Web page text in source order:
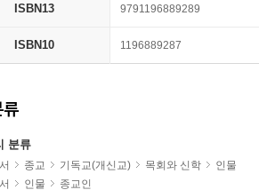
ISBN13 9791196889289
ISBN10 1196889287
분류
종교 기독교(개신교) 목회와 신학
인물
인물 종교인